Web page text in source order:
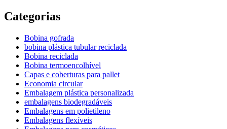
Categorias
Bobina gofrada
bobina plástica tubular reciclada
Bobina reciclada
Bobina termoencolhível
Capas e coberturas para pallet
Economia circular
Embalagem plástica personalizada
embalagens biodegradáveis
Embalagens em polietileno
Embalagens flexíveis